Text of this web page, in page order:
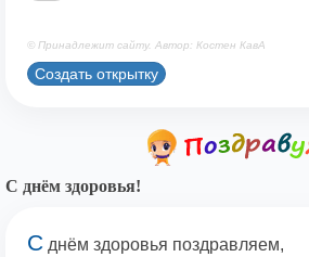
© Принадлежит сайту. Автор: Костен КавА
Создать открытку
С днём здоровья!
С днём здоровья поздравляем,